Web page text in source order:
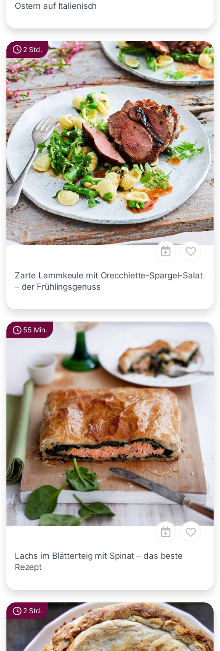
Ostern auf Italienisch
2 Std.
Zarte Lammkeule mit Orecchiette-Spargel-Salat
– der Frühlingsgenuss
55 Min.
Lachs im Blätterteig mit Spinat – das beste
Rezept
2 Std.